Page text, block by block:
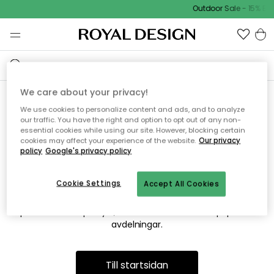
Outdoor Sale - 15%
Vi hittar tyvärr inte sidan du
söker
Detta kan bero på att sidan inte längre finns eller att den har
flyttats. Vi ber om ursäkt för besväret. I menyn ovan kan du
prova att söka på nytt, eller besöka en av våra populära
avdelningar.
Till startsidan
We care about your privacy!
We use cookies to personalize content and ads, and to analyze
our traffic. You have the right and option to opt out of any non-
essential cookies while using our site. However, blocking certain
cookies may affect your experience of the website. Our privacy
policy Google's privacy policy
Accept All Cookies
Cookie Settings